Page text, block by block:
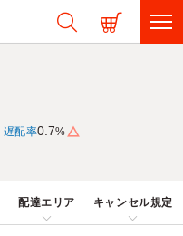
遅配率0.7%
配達エリア キャンセル規定